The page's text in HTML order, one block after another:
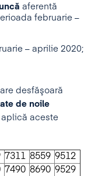
aferentă
februarie –
– aprilie 2020;
desfăşoară
de noile
aplică aceste
7311 8559 9512
7490 8690 9529